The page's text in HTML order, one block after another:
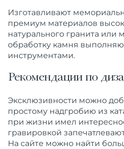
Изготавливают
премиум материалов
натурального гранита или
обработку камня
инструментами.
Рекомендации по
Эксклюзивности можно
простому надгробию из
при жизни имел
гравировкой
На сайте можно найти